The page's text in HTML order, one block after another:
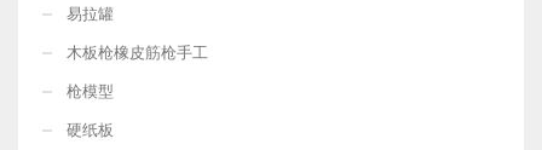
易拉罐
木板枪橡皮筋枪手工
枪模型
硬纸板